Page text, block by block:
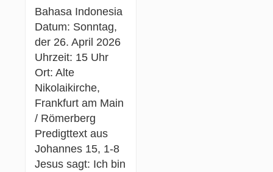
Bahasa Indonesia
Datum: Sonntag,
der 26. April 2026
Uhrzeit: 15 Uhr
Ort: Alte
Nikolaikirche,
Frankfurt am Main
/ Römerberg
Predigttext aus
Johannes 15, 1-8
Jesus sagt: Ich bin